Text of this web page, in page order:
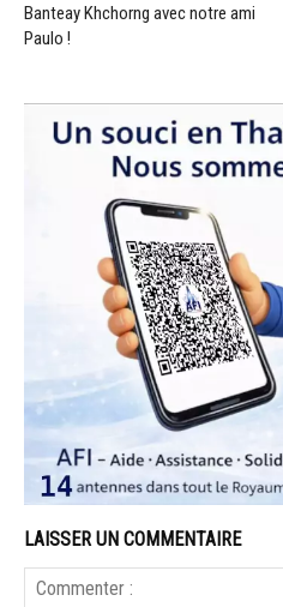
Banteay Khchorng avec notre ami
Paulo !
LAISSER UN COMMENTAIRE